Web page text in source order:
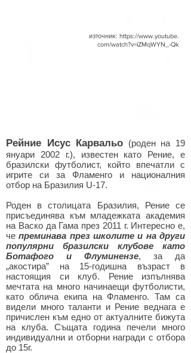
източник: https://www.youtube.
com/watch?v=iZMqWYN_-Qk
Рейние Исус Карвальо (роден на 19
януари 2002 г.), известен като Рение, е
бразилски футболист, който впечатли с
игрите си за Фламенго и националния
отбор на Бразилия U-17.
Роден в столицата Бразилия, Рение се
присъединява към младежката академия
на Васко да Гама през 2011 г. Интересно е,
чепреминава през школите и на други
популярни бразилски клубове като
Ботафого и Флуминензе, за да
„акостира” на 15-годишна възраст в
настоящия си клуб. Рение изпълнява
мечтата на много начинаещи футболисти,
като облича екипа на Фламенго. Там са
видели много таланти и Рение веднага е
причислен към едно от актуалните бижута
на клуба. Същата година печели много
индивидуални и отборни награди с отбора
до 15г.